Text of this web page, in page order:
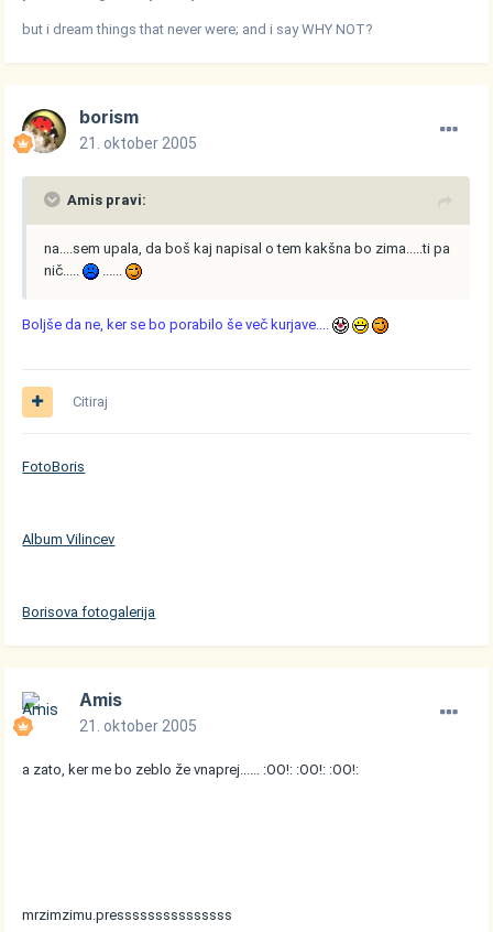
but i dream things that never were; and i say WHY NOT?
borism
21. oktober 2005
Amis pravi:
na....sem upala, da boš kaj napisal o tem kakšna bo zima.....ti pa
nič.....
......
Boljše da ne, ker se bo porabilo še več kurjave....
Citiraj
FotoBoris
Album Vilincev
Borisova fotogalerija
Amis
21. oktober 2005
a zato, ker me bo zeblo že vnaprej...... :OO!: :OO!: :OO!:
mrzimzimu.presssssssssssssss